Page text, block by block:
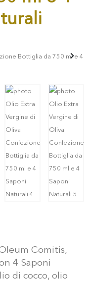
Comitis,
4 Saponi
di cocco, olio